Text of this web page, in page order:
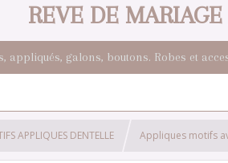
REVE DE
galons, boutons. Robes et
APPLIQUES DENTELLE Appliques motifs